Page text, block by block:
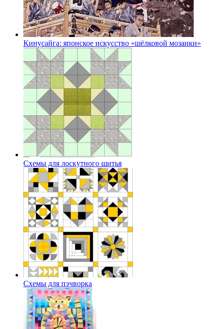
Кинусайга: японское искусство «шёлковой мозаики»
Схемы для лоскутного шитья
Схемы для пэчворка